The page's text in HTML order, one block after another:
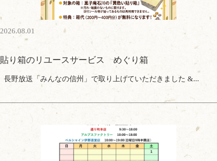
2026.08.01
貼り箱のリユースサービス めぐり箱
長野放送「みんなの信州」で取り上げていただきました &...